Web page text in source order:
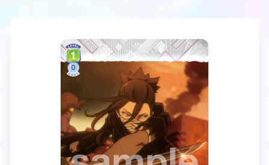
作品タイトル 商品情報
Event
イベント
Card List
カードリスト
Rule / Q&A
ルール/Q&A
Deck Recipe
デッキレシピ